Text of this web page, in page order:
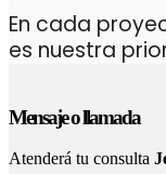
En cada
es nuestra
Mensaje o llamada
Atenderá tu consulta